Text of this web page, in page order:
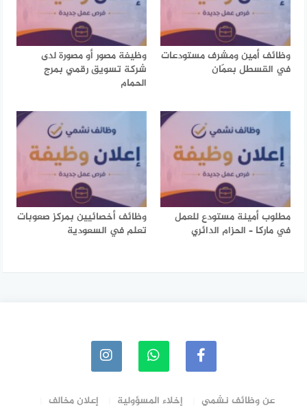
وظائف أمين ومشرف مستودعات
في القسطل بعمّان
وظيفة مصور أو مصورة لدى
شركة تسويق رقمي بمرج
الحمام
مطلوب أمينة مستودع للعمل
في ماركا – الحزام الدائري
وظائف أخصائيين بمركز صعوبات
تعلم في السعودية
عن وظائف نشمي إخلاء المسؤولية إعلان مخالف